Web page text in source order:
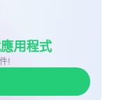
用程式
!